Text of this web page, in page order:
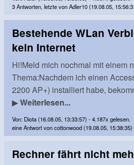
3 Antworten, letzte von Adler10 (19.08.05,
Bestehende WLan
kein Internet
Hi!Meld mich nochmal mit einem
Thema:Nachdem ich einen
2200 AP+) installiert habe,
▶Weiterlesen...
Von: Diota (16.08.05, 13:33:57) - 4.187x gelesen.
eine Antwort von cottonwood (19.08.05, 15:38:35)
Rechner fährt nicht